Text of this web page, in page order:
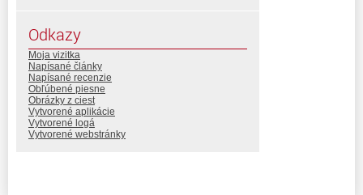
Odkazy
Moja vizitka
Napísané články
Napísané recenzie
Obľúbené piesne
Obrázky z ciest
Vytvorené aplikácie
Vytvorené logá
Vytvorené webstránky